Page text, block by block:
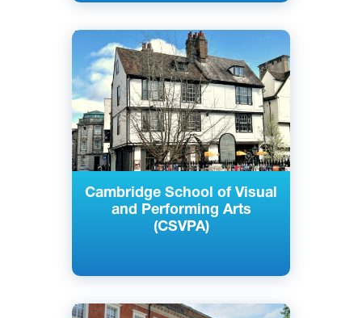
Cambridge School of Visual
and Performing Arts
(CSVPA)
Английский
Кембридж, Лондон,
Великобритания
Частный
Английский